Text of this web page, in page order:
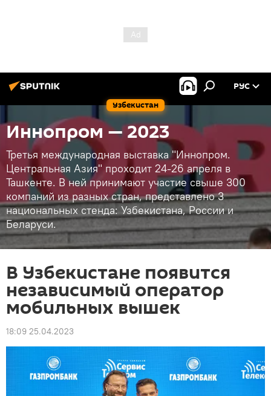
Узбекистан
РУС
Иннопром — 2023
Третья международная выставка "Иннопром.
Центральная Азия" проходит 24-26 апреля в
Ташкенте. В ней принимают участие свыше 300
компаний из разных стран, представлено 3
национальных стенда: Узбекистана, России и
Беларуси.
В Узбекистане появится
независимый оператор
мобильных вышек
18:09 25.04.2023